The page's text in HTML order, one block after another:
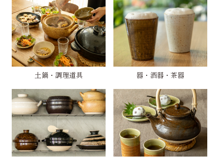
土鍋・調理道具 器・酒器・茶器